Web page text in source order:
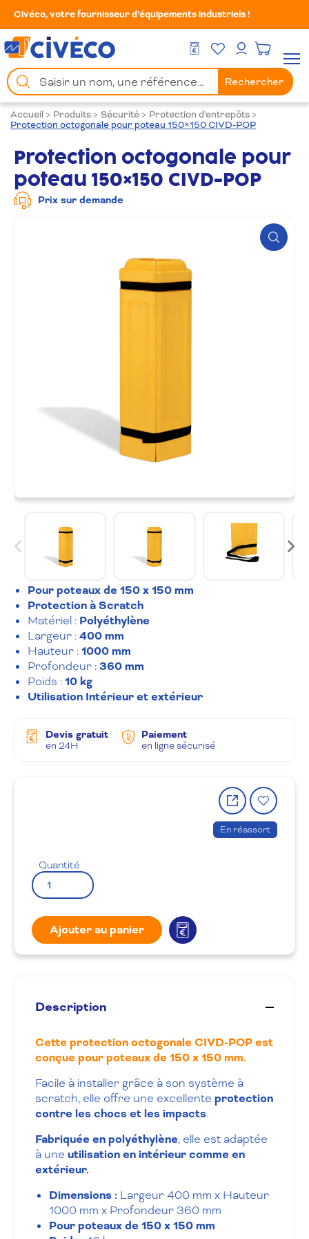
Civéco, votre fournisseur d’équipements industriels !
DEVIS GRATUIT
Mes FavorisMon compte
Chercher
un
produit
Rechercher
Accueil > Produits > Sécurité > Protection d'entrepôts >
Protection octogonale pour poteau 150×150 CIVD-POP
Protection octogonale pour
poteau 150×150 CIVD-POP
Prix sur demande
Zoom
Pour poteaux de 150 x 150 mm
Protection à Scratch
Matériel : Polyéthylène
Largeur :400 mm
Hauteur :1000 mm
Profondeur :360 mm
Poids :10 kg
Utilisation Intérieur et extérieur
Devis gratuit
en 24H
Paiement
en ligne sécurisé
Partager
le
produit
à
la
En réassort
Quantité
Ajouter au panier
Description
Cette protection octogonale CIVD-POP est
conçue pour poteaux de 150 x 150 mm.
Facile à installer grâce à son système à
scratch, elle offre une excellente protection
contre les chocs et les impacts.
Fabriquée en polyéthylène, elle est adaptée
à une utilisation en intérieur comme en
extérieur.
Dimensions : Largeur 400 mm x Hauteur
1000 mm x Profondeur 360 mm
Pour poteaux de 150 x 150 mm